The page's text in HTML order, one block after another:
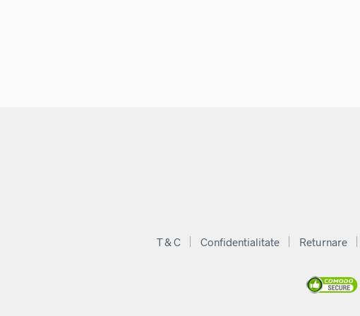
T & C Confidentialitate Returnare